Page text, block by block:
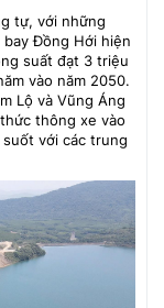
tự, với những
Đồng Hới hiện
suất đạt 3 triệu
vào năm 2050.
Lộ và Vũng Áng
thông xe vào
với các trung